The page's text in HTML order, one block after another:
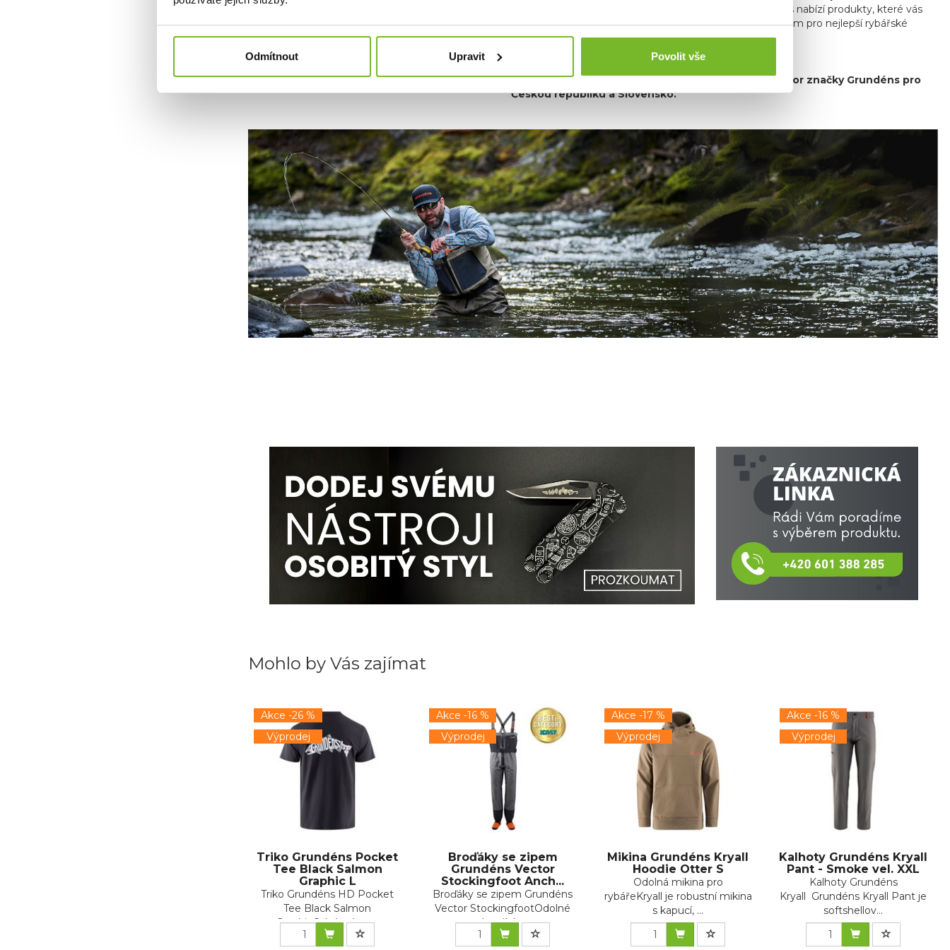
Odmítnout Upravit Povolit vše
sportovních rybářů po celém světě.
Bez ohledu na to, zda jste na vodě nebo trávíte čas ve městě, Grundéns nabízí produkty, které vás
udrží v suchu, teple a stylu. Přidejte se k tisícům spokojených zákazníků a objevte, proč je Grundéns synonymem pro nejlepší rybářské
oblečení na trhu.
Společnost MORIS design s.r.o., provozovateleshopu SAVETHEDAY.CZ je hrdý exkluzivní distributor značky Grundéns pro
Českou republiku a Slovensko.
Mohlo by Vás zajímat
Akce -26 %
Výprodej
Triko Grundéns Pocket
Tee Black Salmon
Graphic L
Triko Grundéns HD Pocket
Tee Black Salmon
GraphicOdvážná var...
Akce -16 %
Výprodej
Broďáky se zipem
Grundéns Vector
Stockingfoot Anch...
Broďáky se zipem Grundéns
Vector StockingfootOdolné
brodící ...
Akce -17 %
Výprodej
Mikina Grundéns Kryall
Hoodie Otter S
Odolná mikina pro
rybářeKryall je robustní mikina
s kapucí, ...
Akce -16 %
Výprodej
Kalhoty Grundéns Kryall
Pant - Smoke vel. XXL
Kalhoty Grundéns
Kryall Grundéns Kryall Pant je
softshellov...